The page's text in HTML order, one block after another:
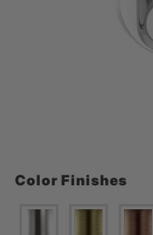
Color Finishes